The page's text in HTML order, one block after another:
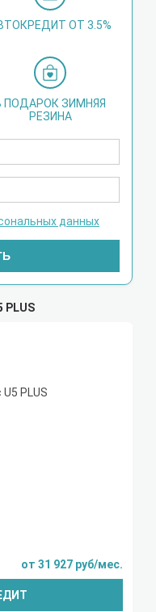
ОТ 3.5%
ПОДАРОК ЗИМНЯЯ
РЕЗИНА
данных
PLUS
от 31 927 руб/мес.